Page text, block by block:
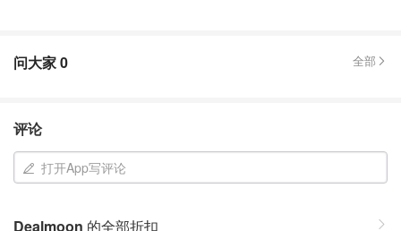
问大家0 全部
评论
打开App写评论
Dealmoon 的全部折扣